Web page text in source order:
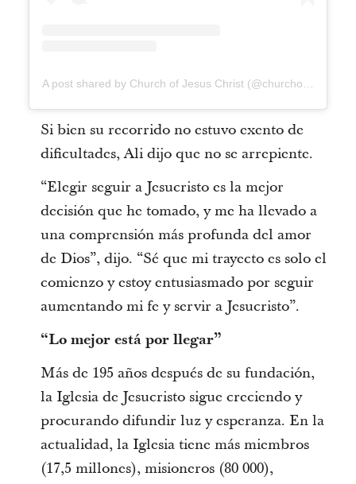
Si bien su recorrido no estuvo exento de
dificultades, Ali dijo que no se arrepiente.
“Elegir seguir a Jesucristo es la mejor
decisión que he tomado, y me ha llevado a
una comprensión más profunda del amor
de Dios”, dijo. “Sé que mi trayecto es solo el
comienzo y estoy entusiasmado por seguir
aumentando mi fe y servir a Jesucristo”.
“Lo mejor está por llegar”
Más de 195 años después de su fundación,
la Iglesia de Jesucristo sigue creciendo y
procurando difundir luz y esperanza. En la
actualidad, la Iglesia tiene más miembros
(17,5 millones), misioneros (80 000),